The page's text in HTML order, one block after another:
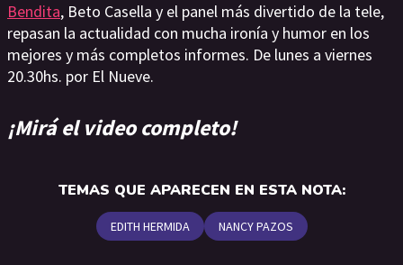
Bendita, Beto Casella y el panel más divertido de la tele,
repasan la actualidad con mucha ironía y humor en los
mejores y más completos informes. De lunes a viernes
20.30hs. por El Nueve.
¡Mirá el video completo!
TEMAS QUE APARECEN EN ESTA NOTA:
EDITH HERMIDA NANCY PAZOS